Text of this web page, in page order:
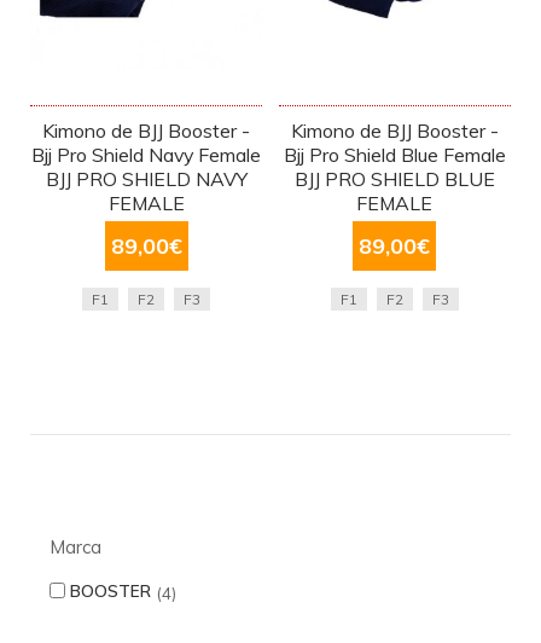
Kimono de BJJ Booster -
Bjj Pro Shield Navy Female
BJJ PRO SHIELD NAVY
FEMALE
89,00€
F1 F2 F3
Kimono de BJJ Booster -
Bjj Pro Shield Blue Female
BJJ PRO SHIELD BLUE
FEMALE
89,00€
F1 F2 F3
Marca
BOOSTER 4